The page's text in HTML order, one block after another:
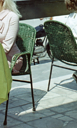
· Budapest VIII.
az Utasellátó Vállalat ital és étel automatája a csarnokban.